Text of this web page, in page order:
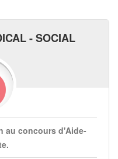
- SOCIAL
au concours d'Aide-